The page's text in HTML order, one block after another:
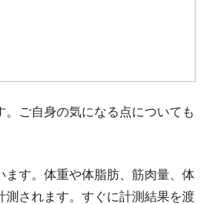
。ご自身の気になる点についても
ます。体重や体脂肪、筋肉量、体
測されます。すぐに計測結果を渡